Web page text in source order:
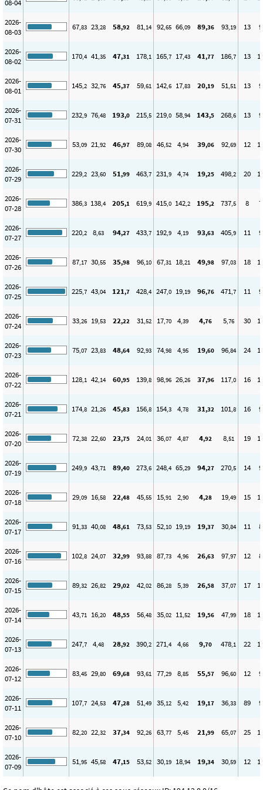
08-04
2026-
08-03
67,83 23,28 58,92 81,14 92,65 66,09 89,36 93,19 13 9
2026-
08-02
170,4 41,35 47,31 178,1 165,7 17,43 41,77 186,7 13
2026-
08-01
145,2 32,76 45,37 59,61 142,6 17,83 20,19 51,51 13 9
2026-
07-31
232,9 76,48 193,0 215,5 219,0 58,94 143,5 268,6 13 9
2026-
07-30
53,09 21,92 46,97 89,08 46,52 4,94 39,06 92,69 12
2026-
07-29
229,2 23,60 51,99 463,7 231,9 4,74 19,25 498,2 20
2026-
07-28
386,3 138,4 205,1 619,9 415,0 142,2 195,2 737,5 8 7
2026-
07-27
220,2 8,63 94,27 433,7 192,9 4,19 93,63 405,9 11 9
2026-
07-26
87,17 30,55 35,98 96,10 67,31 18,21 49,98 97,03 18
2026-
07-25
225,7 43,04 121,7 428,4 247,0 19,19 96,76 471,7 11 9
2026-
07-24
33,26 19,53 22,22 31,52 17,70 4,39 4,76 5,76 30
2026-
07-23
75,07 23,83 48,64 92,93 74,98 4,95 19,60 96,84 24
2026-
07-22
128,1 42,14 60,95 139,8 98,96 26,26 37,96 117,0 16
2026-
07-21
174,8 21,26 45,83 156,8 154,3 4,78 31,32 101,8 16 9
2026-
07-20
72,38 22,60 23,75 24,01 36,07 4,87 4,92 8,51 19
2026-
07-19
249,9 43,71 89,40 273,6 248,4 65,29 94,27 270,5 14 9
2026-
07-18
29,09 16,58 22,48 45,55 15,91 2,90 4,28 19,49 15
2026-
07-17
91,33 40,08 48,61 73,53 52,10 19,19 19,37 30,84 11 8
2026-
07-16
102,8 24,07 32,99 93,88 87,73 4,96 26,63 97,97 12 8
2026-
07-15
89,32 26,82 29,02 42,02 86,28 5,39 26,58 37,07 17
2026-
07-14
43,71 16,20 48,55 56,48 35,02 11,52 19,56 47,99 18
2026-
07-13
247,7 4,48 28,92 390,2 271,4 4,66 9,70 478,1 22
2026-
07-12
83,45 29,80 69,68 93,61 77,29 8,85 55,57 96,60 12 9
2026-
07-11
107,7 24,53 47,28 51,49 35,12 5,42 19,17 36,33 89 9
2026-
07-10
82,20 22,32 37,34 92,26 63,77 5,45 21,99 65,07 25
2026-
07-09
51,95 45,58 47,15 53,52 30,19 18,94 19,34 30,59 12